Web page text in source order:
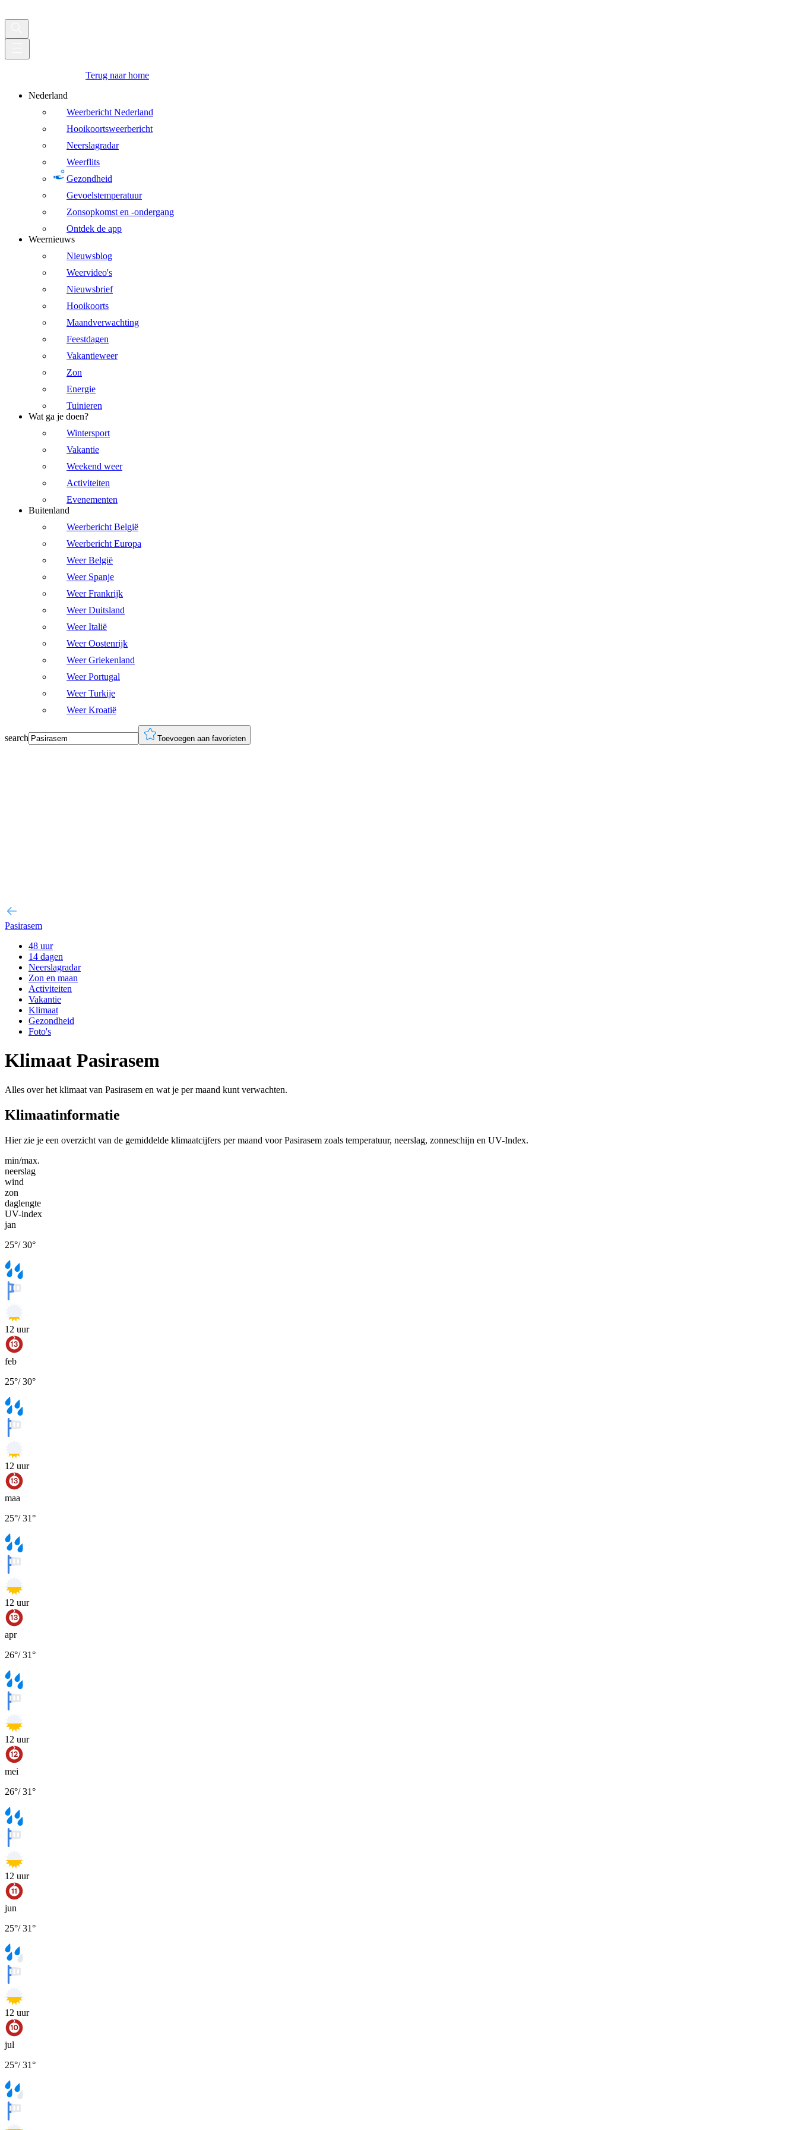
Terug naar home
Nederland
Weerbericht Nederland
Hooikoortsweerbericht
Neerslagradar
Weerflits
Gezondheid
Gevoelstemperatuur
Zonsopkomst en -ondergang
Ontdek de app
Weernieuws
Nieuwsblog
Weervideo's
Nieuwsbrief
Hooikoorts
Maandverwachting
Feestdagen
Vakantieweer
Zon
Energie
Tuinieren
Wat ga je doen?
Wintersport
Vakantie
Weekend weer
Activiteiten
Evenementen
Buitenland
Weerbericht België
Weerbericht Europa
Weer België
Weer Spanje
Weer Frankrijk
Weer Duitsland
Weer Italië
Weer Oostenrijk
Weer Griekenland
Weer Portugal
Weer Turkije
Weer Kroatië
search Toevoegen aan favorieten
Pasirasem
48 uur
14 dagen
Neerslagradar
Zon en maan
Activiteiten
Vakantie
Klimaat
Gezondheid
Foto's
Klimaat Pasirasem
Alles over het klimaat van Pasirasem en wat je per maand kunt verwachten.
Klimaatinformatie
Hier zie je een overzicht van de gemiddelde klimaatcijfers per maand voor Pasirasem zoals temperatuur, neerslag, zonneschijn en UV-Index.
min/max.
neerslag
wind
zon
daglengte
UV-index
jan
25°/30°
12 uur
feb
25°/30°
12 uur
maa
25°/31°
12 uur
apr
26°/31°
12 uur
mei
26°/31°
12 uur
jun
25°/31°
12 uur
jul
25°/31°